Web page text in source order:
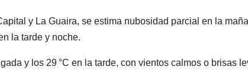
y La Guaira, se estima nubosidad parcial en la
la tarde y noche.
y los 29 °C en la tarde, con vientos calmos o brisas